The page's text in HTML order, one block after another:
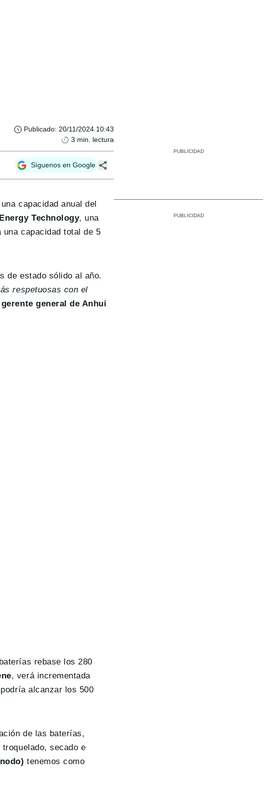
Publicado: 20/11/2024 10:43
3 min. lectura
Síguenos en Google
capacidad anual del
Technology, una
capacidad total de 5
de estado sólido al año.
respetuosas con el
general de Anhui
rebase los 280
, verá incrementada
alcanzar los 500
de las baterías,
secado e
tenemos como